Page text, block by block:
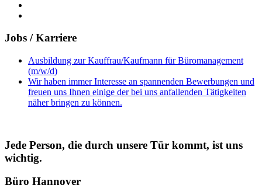
Jobs / Karriere
Ausbildung zur Kauffrau/Kaufmann für Büromanagement
(m/w/d)
Wir haben immer Interesse an spannenden Bewerbungen und
freuen uns Ihnen einige der bei uns anfallenden Tätigkeiten
näher bringen zu können.
Jede Person, die durch unsere Tür kommt, ist uns
wichtig.
Büro Hannover